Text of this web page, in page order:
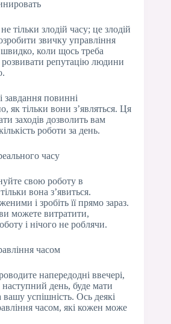
тільки злодій часу; це злодій
звичку управління
коли щось треба
репутацію людини
завдання повинні
як тільки вони з’являться. Ця
заходів дозволить вам
роботи за день.
часу
свою роботу в
вона з’явиться.
і зробіть її прямо зараз.
можете витратити,
і нічого не роблячи.
часом
напередодні ввечері,
день, буде мати
успішність. Ось деякі
часом, які кожен може